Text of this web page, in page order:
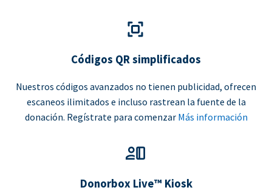
Códigos QR simplificados
Nuestros códigos avanzados no tienen publicidad, ofrecen
escaneos ilimitados e incluso rastrean la fuente de la
donación. Regístrate para comenzar Más información
Donorbox Live™ Kiosk